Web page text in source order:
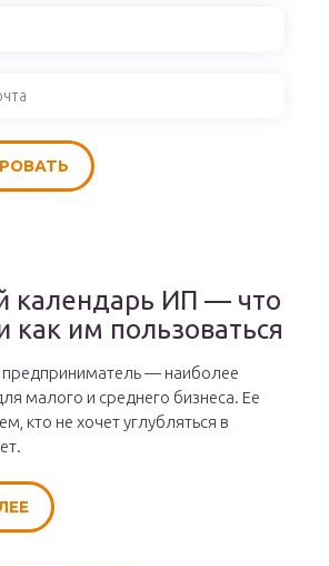
календарь ИП — что
как им пользоваться
— наиболее
малого и среднего бизнеса. Ее
кто не хочет углубляться в